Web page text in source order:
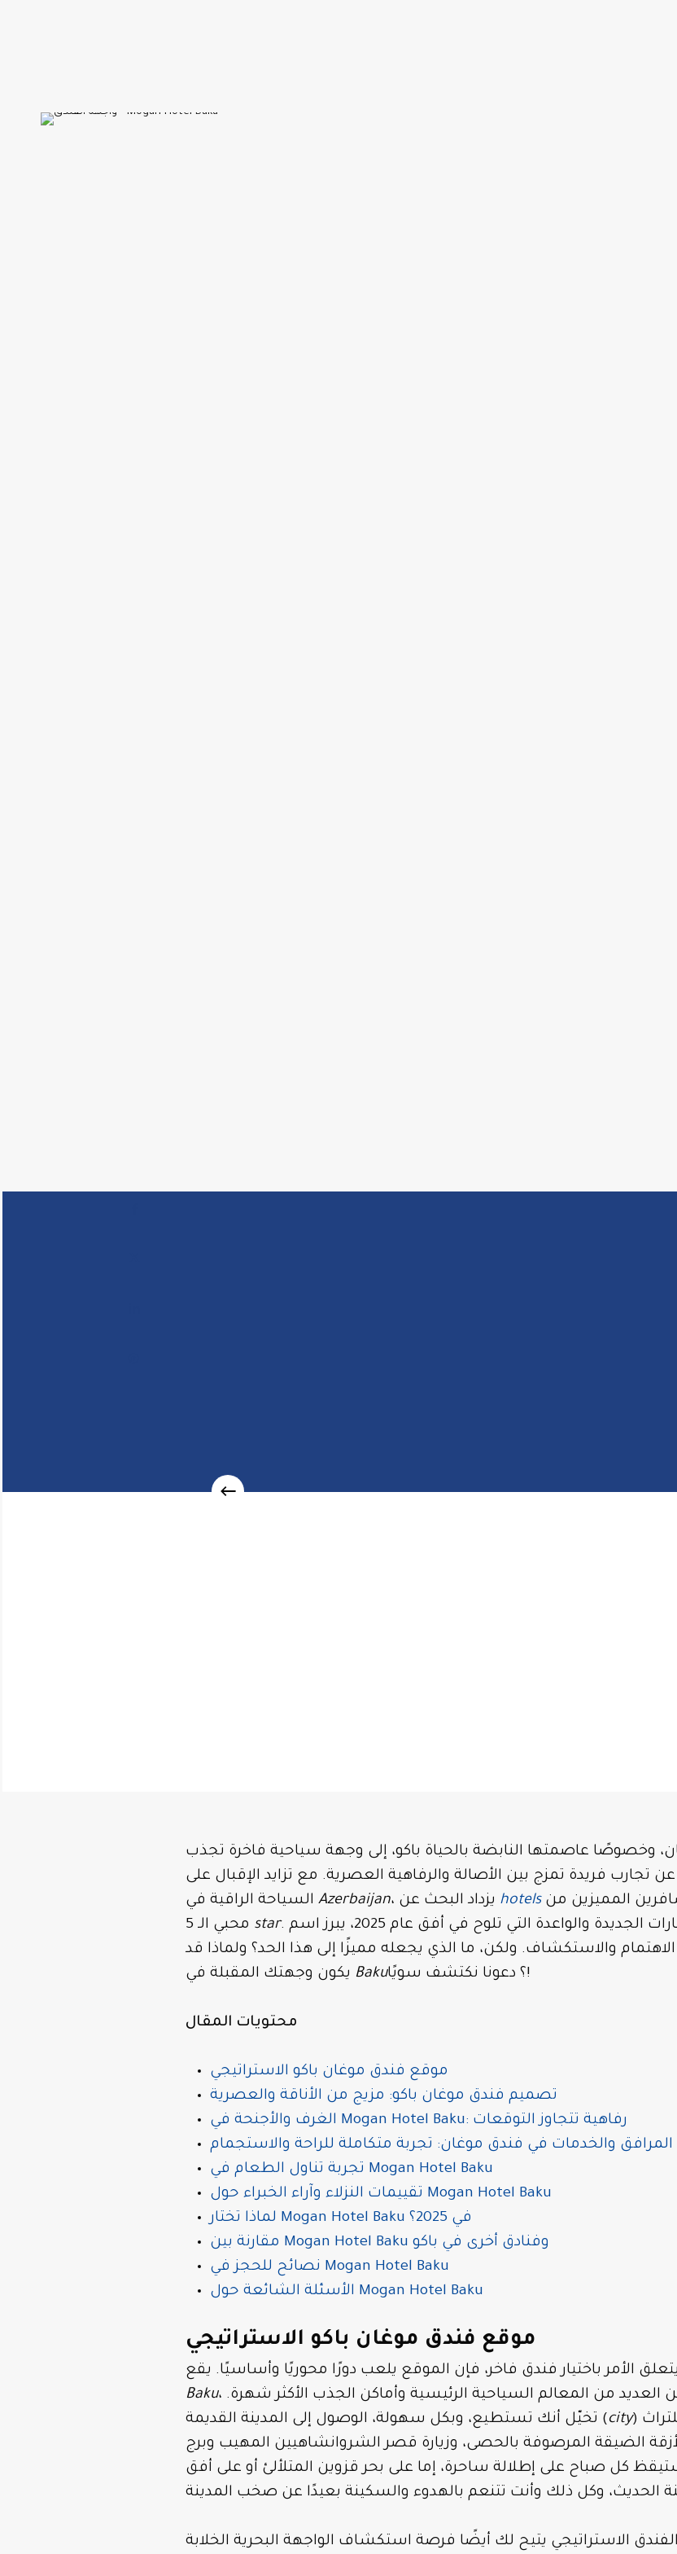
وخصوصًا عاصمتها النابضة بالحياة باكو، إلى وجهة سياحية فاخرة تجذب
تجارب فريدة تمزج بين الأصالة والرفاهية العصرية. مع تزايد الإقبال على
السياحة الراقية فيAzerbaijan hotels المميزين من
star
والاستكشاف. ولكن، ما الذي يجعله مميزًا إلى هذا الحد؟ ولماذا قد
Baku ؟ دعونا نكتشف سويًا!
محتويات المقال
موقع فندق موغان باكو الاستراتيجي
تصميم فندق موغان باكو: مزيج من الأناقة والعصرية
الغرف والأجنحة في Mogan Hotel Baku: رفاهية تتجاوز التوقعات
المرافق والخدمات في فندق موغان: تجربة متكاملة للراحة والاستجمام
تجربة تناول الطعام في Mogan Hotel Baku
تقييمات النزلاء وآراء الخبراء حول Mogan Hotel Baku
لماذا تختار Mogan Hotel Baku في 2025؟
مقارنة بين Mogan Hotel Baku وفنادق أخرى في باكو
نصائح للحجز في Mogan Hotel Baku
الأسئلة الشائعة حول Mogan Hotel Baku
موقع فندق موغان باكو الاستراتيجي
Baku، النابض بالحياة، مما يجعله قريبًا من العديد من المعالم السياحية الرئيسية وأماكن الجذب الأكثر شهرة.
تخيّل أنك تستطيع، وبكل سهولة، الوصول إلى المدينة القديمة (city) المدرجة على قائمة اليونسكو للتراث
الضيقة المرصوفة بالحصى، وزيارة قصر الشروانشاهيين المهيب وبرج
كل صباح على إطلالة ساحرة، إما على بحر قزوين المتلألئ أو على أفق
الاستراتيجي يتيح لك أيضًا فرصة استكشاف الواجهة البحرية الخلابة